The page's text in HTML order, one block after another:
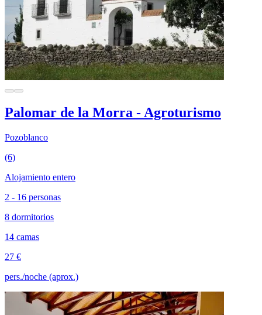
Palomar de la Morra - Agroturismo
Pozoblanco
(6)
Alojamiento entero
2 - 16 personas
8 dormitorios
14 camas
27 €
pers./noche (aprox.)